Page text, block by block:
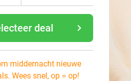
navigate_next
deal
middernacht nieuwe
Wees snel, op = op!